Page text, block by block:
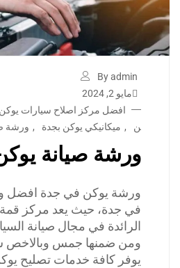
By admin
مايو 2, 2024
افضل مركز اصلاح سيارات يوكن
ن
, ميكانيكي يوكن بجدة , ورشة
ورشة صيانة
ورشة يوكن في جدة افضل
في جدة، حيث يعد مركز قمة
الرائدة في مجال صيانة
ومن ضمنها جمس وبالاخص
يوفر كافة خدمات تصليح